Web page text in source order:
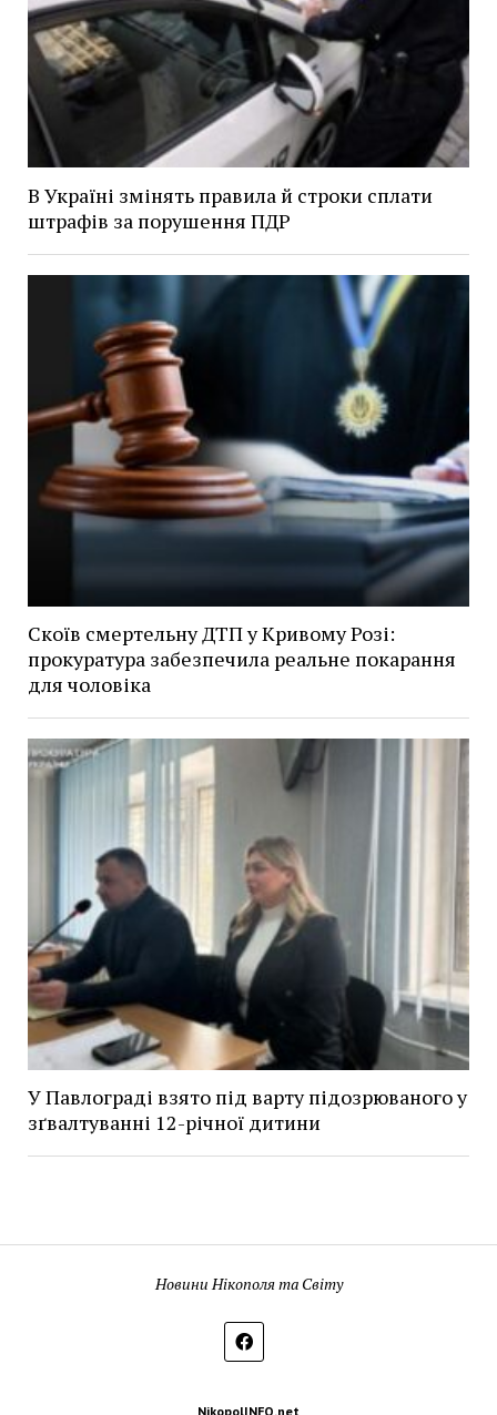
В Україні змінять правила й строки сплати
штрафів за порушення ПДР
Скоїв смертельну ДТП у Кривому Розі:
прокуратура забезпечила реальне покарання
для чоловіка
У Павлограді взято під варту підозрюваного у
зґвалтуванні 12-річної дитини
Новини Нікополя та Світу
NikopolINFO.net